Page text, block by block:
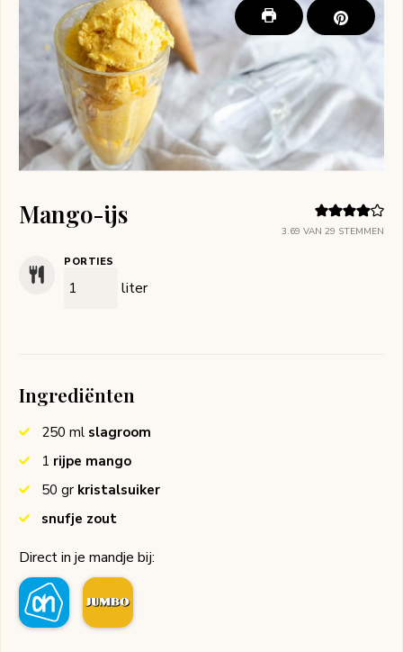
3.69 VAN 29 STEMMEN
Mango-ijs
PORTIES
liter
Ingrediënten
250 ml slagroom
1 rijpe mango
50 gr kristalsuiker
snufje zout
Direct in je mandje bij: